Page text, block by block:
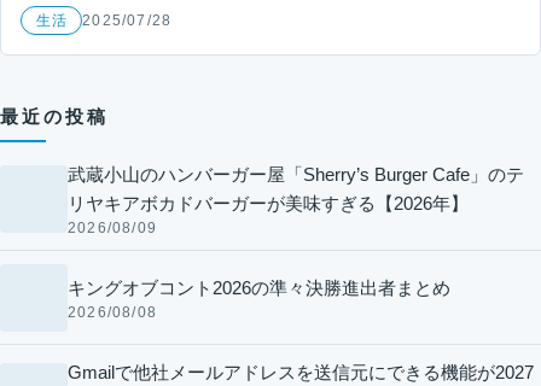
生活 2025/07/28
最近の投稿
武蔵小山のハンバーガー屋「Sherry’s Burger Cafe」のテ
リヤキアボカドバーガーが美味すぎる【2026年】
2026/08/09
キングオブコント2026の準々決勝進出者まとめ
2026/08/08
Gmailで他社メールアドレスを送信元にできる機能が2027